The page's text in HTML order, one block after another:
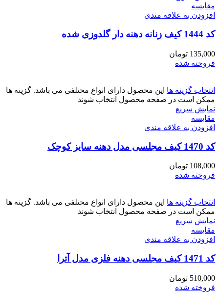
مقايسه
افزودن به علاقه مندی
کد 1444 کیف زنانه دهنه دار گلدوزی شده
135,000 تومان
فروخته شده
انتخاب گزینه ها این محصول دارای انواع مختلفی می باشد. گزینه ها
ممکن است در صفحه محصول انتخاب شوند
نمایش سریع
مقايسه
افزودن به علاقه مندی
کد 1470 کیف مجلسی مدل دهنه سایز کوچک
108,000 تومان
فروخته شده
انتخاب گزینه ها این محصول دارای انواع مختلفی می باشد. گزینه ها
ممکن است در صفحه محصول انتخاب شوند
نمایش سریع
مقايسه
افزودن به علاقه مندی
کد 1471 کیف مجلسی دهنه فلزی مدل آترا
510,000 تومان
فروخته شده